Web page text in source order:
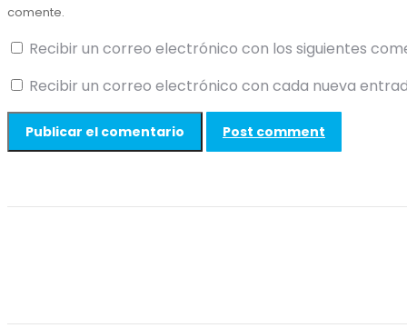
comente.
Recibir un correo electrónico con los siguientes
Recibir un correo electrónico con cada nueva
Post comment